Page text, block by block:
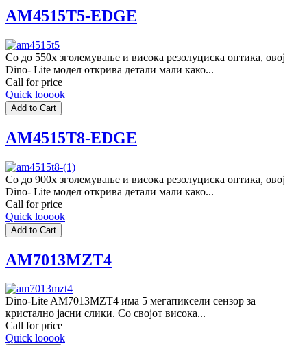
AM4515T5-EDGE
Со до 550x зголемување и висока резолуциска оптика, овој
Dino- Lite модел открива детали мали како...
Call for price
Quick looook
AM4515T8-EDGE
Со до 900x зголемување и висока резолуциска оптика, овој
Dino- Lite модел открива детали мали како...
Call for price
Quick looook
AM7013MZT4
Dino-Lite AM7013MZT4 има 5 мегапиксели сензор за
кристално јасни слики. Со својот висока...
Call for price
Quick looook